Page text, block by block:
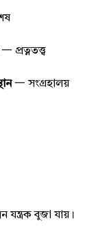
一 প্ৰত্নতত্ত্ব
一 সংগ্ৰহালয়
যন্ত্ৰক বুজা যায়।